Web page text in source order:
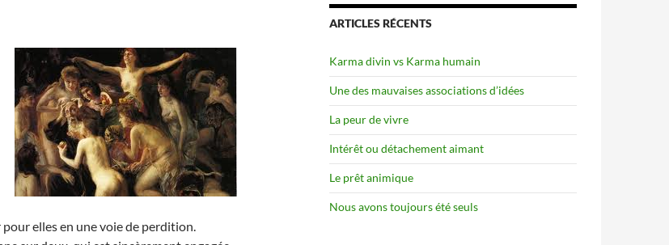
elles en une voie de perdition.
ARTICLES RÉCENTS
Karma divin vs Karma humain
Une des mauvaises associations d’idées
La peur de vivre
Intérêt ou détachement aimant
Le prêt animique
Nous avons toujours été seuls